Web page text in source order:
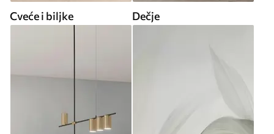
Cveće i biljke Dečje